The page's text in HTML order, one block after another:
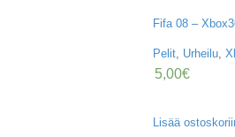
Fifa 08 –
Pelit, Urheilu,
5,00€
Lisää